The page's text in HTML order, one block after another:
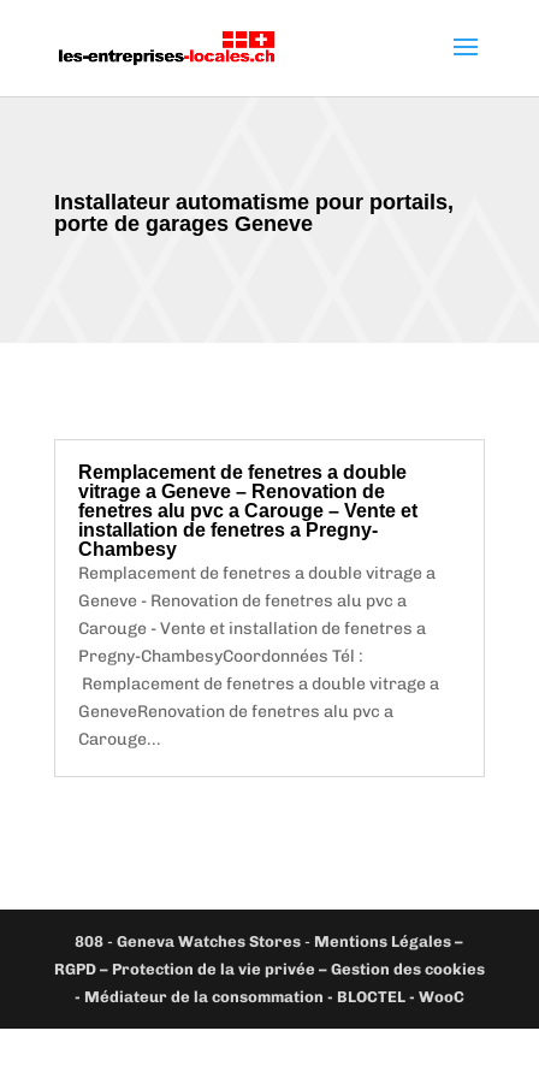
Installateur automatisme pour portails,
porte de garages Geneve
Remplacement de fenetres a double
vitrage a Geneve – Renovation de
fenetres alu pvc a Carouge – Vente et
installation de fenetres a Pregny-
Chambesy
Remplacement de fenetres a double vitrage a
Geneve - Renovation de fenetres alu pvc a
Carouge - Vente et installation de fenetres a
Pregny-ChambesyCoordonnées Tél :
Remplacement de fenetres a double vitrage a
GeneveRenovation de fenetres alu pvc a
Carouge...
808 -Geneva Watches Stores - Mentions Légales –
RGPD – Protection de la vie privée – Gestion des cookies
- Médiateur de la consommation - BLOCTEL - WooC